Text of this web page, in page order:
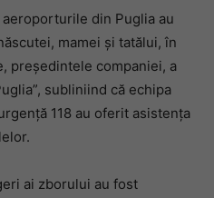
din Puglia au
mamei și tatălui, în
președintele companiei, a
subliniind că echipa
118 au oferit asistența
ai zborului au fost